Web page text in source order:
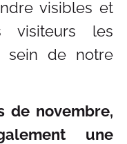
visibles et
visiteurs les
sein de notre
de novembre,
une